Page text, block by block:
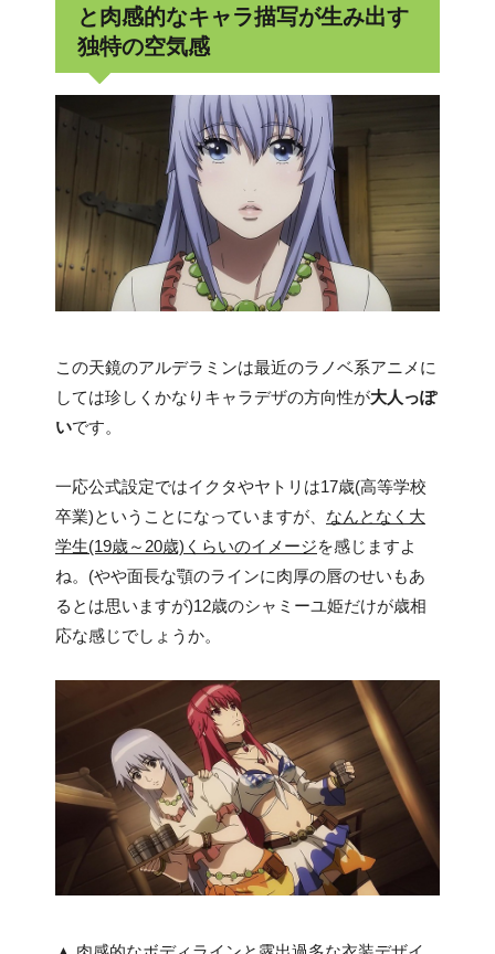
と肉感的なキャラ描写が生み出す
独特の空気感
この天鏡のアルデラミンは最近のラノベ系アニメに
しては珍しくかなりキャラデザの方向性が大人っぽ
いです。
一応公式設定ではイクタやヤトリは17歳(高等学校
卒業)ということになっていますが、 なんとなく大
学生(19歳～20歳)くらいのイメージを感じますよ
ね。(やや面長な顎のラインに肉厚の唇のせいもあ
るとは思いますが)12歳のシャミーユ姫だけが歳相
応な感じでしょうか。